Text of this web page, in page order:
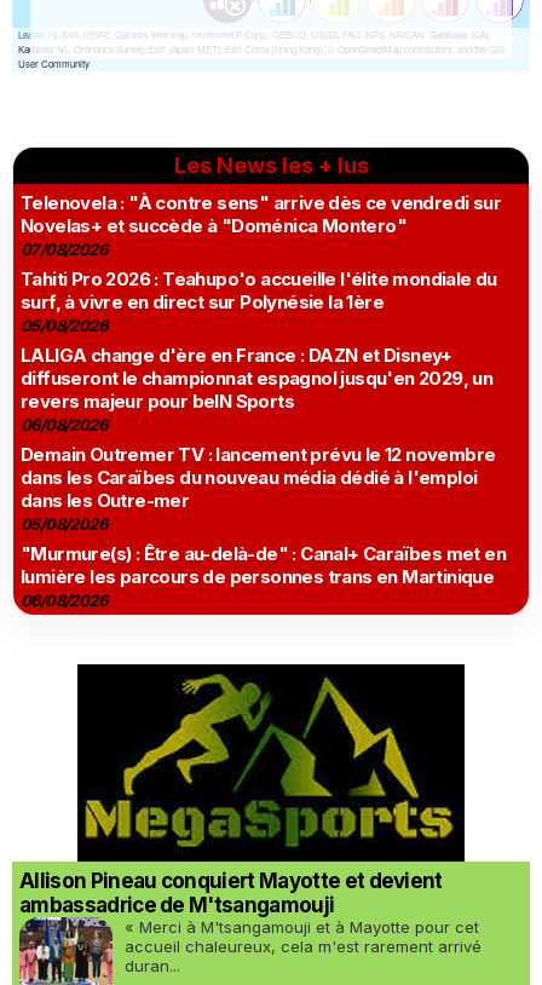
Les News les + lus
Telenovela : "À contre sens" arrive dès ce vendredi sur
Novelas+ et succède à "Doménica Montero"
07/08/2026
Tahiti Pro 2026 : Teahupo'o accueille l'élite mondiale du
surf, à vivre en direct sur Polynésie la 1ère
05/08/2026
LALIGA change d'ère en France : DAZN et Disney+
diffuseront le championnat espagnol jusqu'en 2029, un
revers majeur pour beIN Sports
06/08/2026
Demain Outremer TV : lancement prévu le 12 novembre
dans les Caraïbes du nouveau média dédié à l'emploi
dans les Outre-mer
05/08/2026
"Murmure(s) : Être au-delà-de" : Canal+ Caraïbes met en
lumière les parcours de personnes trans en Martinique
06/08/2026
Allison Pineau conquiert Mayotte et devient
ambassadrice de M'tsangamouji
« Merci à M'tsangamouji et à Mayotte pour cet
accueil chaleureux, cela m'est rarement arrivé
duran...